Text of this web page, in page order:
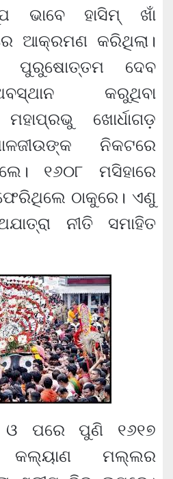
ଭାବେ ହାସିମ୍ ଖାଁ
ଆକ୍ରମଣ କରିଥିଲା।
ପୁରୁଷୋତ୍ତମ ଦେବ
କରୁଥିବା
ଖୋର୍ଧାଗଡ଼
ନିକଟରେ
୧୬୦୮ ମସିହାରେ
ଠାକୁରେ। ଏଣୁ
ନୀତି ସମାହିତ
ଓ ପରେ ପୁଣି ୧୬୧୭
କଲ୍ୟାଣ ମଲ୍ଲର